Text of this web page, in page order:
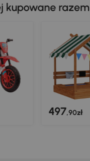
kupowane razem
497,90zł